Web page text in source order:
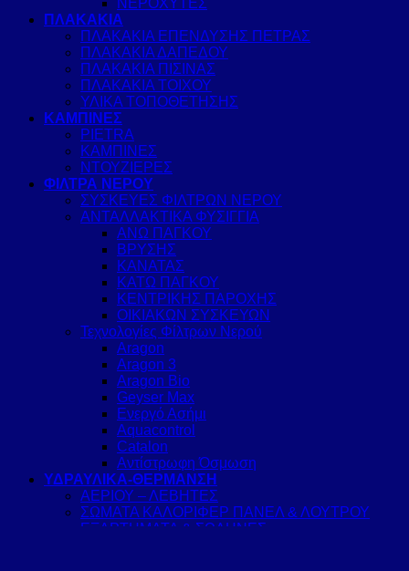
ΝΕΡΟΧΥΤΕΣ
ΠΛΑΚΑΚΙΑ
ΠΛΑΚΑΚΙΑ ΕΠΕΝΔΥΣΗΣ ΠΕΤΡΑΣ
ΠΛΑΚΑΚΙΑ ΔΑΠΕΔΟΥ
ΠΛΑΚΑΚΙΑ ΠΙΣΙΝΑΣ
ΠΛΑΚΑΚΙΑ ΤΟΙΧΟΥ
ΥΛΙΚΑ ΤΟΠΟΘΕΤΗΣΗΣ
ΚΑΜΠΙΝΕΣ
PIETRA
ΚΑΜΠΙΝΕΣ
ΝΤΟΥΖΙΕΡΕΣ
ΦΙΛΤΡΑ ΝΕΡΟΥ
ΣΥΣΚΕΥΕΣ ΦΙΛΤΡΩΝ ΝΕΡΟΥ
ΑΝΤΑΛΛΑΚΤΙΚΑ ΦΥΣΙΓΓΙΑ
ΑΝΩ ΠΑΓΚΟΥ
ΒΡΥΣΗΣ
ΚΑΝΑΤΑΣ
ΚΑΤΩ ΠΑΓΚΟΥ
ΚΕΝΤΡΙΚΗΣ ΠΑΡΟΧΗΣ
ΟΙΚΙΑΚΩΝ ΣΥΣΚΕΥΩΝ
Τεχνολογίες Φίλτρων Νερού
Aragon
Aragon 3
Aragon Bio
Geyser Max
Ενεργό Ασήμι
Aquacontrol
Catalon
Αντίστρωφη Όσμωση
ΥΔΡΑΥΛΙΚΑ-ΘΕΡΜΑΝΣΗ
ΑΕΡΙΟΥ – ΛΕΒΗΤΕΣ
ΣΩΜΑΤΑ ΚΑΛΟΡΙΦΕΡ ΠΑΝΕΛ & ΛΟΥΤΡΟΥ
ΕΞΑΡΤΗΜΑΤΑ & ΣΩΛΗΝΕΣ